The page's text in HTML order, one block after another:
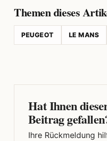
Themen dieses
PEUGEOT LE MANS
Hat Ihnen
Beitrag
Ihre Rückmeldung